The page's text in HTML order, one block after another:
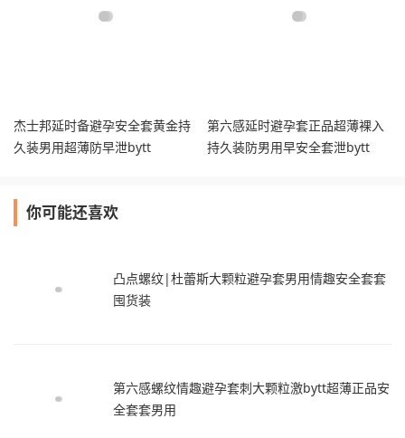
杰士邦延时备避孕安全套黄金持
久装男用超薄防早泄bytt
第六感延时避孕套正品超薄裸入
持久装防男用早安全套泄bytt
你可能还喜欢
凸点螺纹|杜蕾斯大颗粒避孕套男用情趣安全套套
囤货装
第六感螺纹情趣避孕套刺大颗粒激bytt超薄正品安
全套套男用